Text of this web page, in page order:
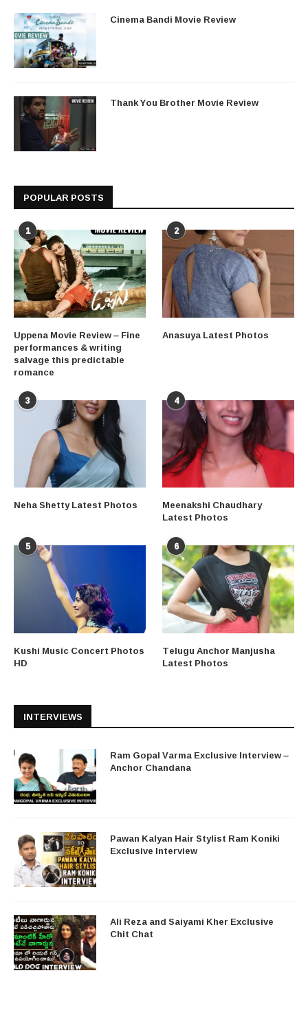
Cinema Bandi Movie Review
Thank You Brother Movie Review
POPULAR POSTS
1
Uppena Movie Review – Fine
performances & writing
salvage this predictable
romance
2
Anasuya Latest Photos
3
Neha Shetty Latest Photos
4
Meenakshi Chaudhary
Latest Photos
5
Kushi Music Concert Photos
HD
6
Telugu Anchor Manjusha
Latest Photos
INTERVIEWS
Ram Gopal Varma Exclusive Interview –
Anchor Chandana
Pawan Kalyan Hair Stylist Ram Koniki
Exclusive Interview
Ali Reza and Saiyami Kher Exclusive
Chit Chat